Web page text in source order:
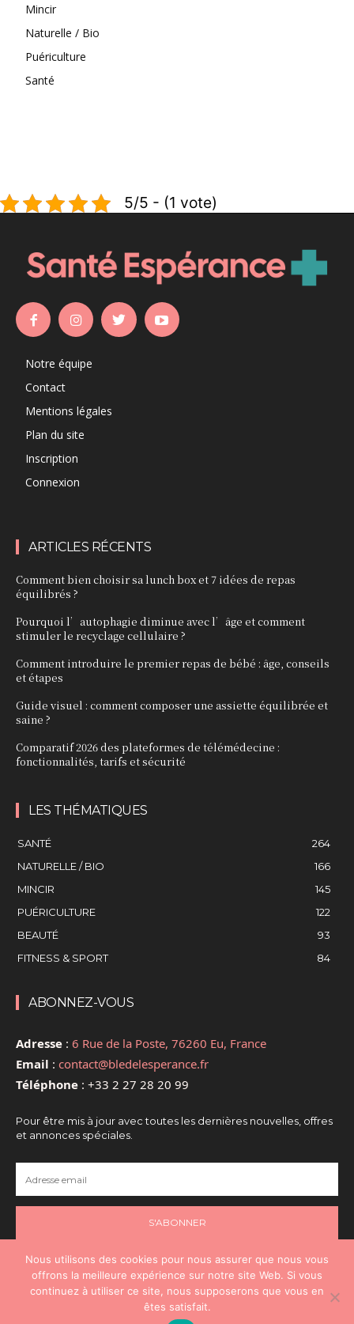
Mincir
Naturelle / Bio
Puériculture
Santé
5/5 - (1 vote)
Notre équipe
Contact
Mentions légales
Plan du site
Inscription
Connexion
ARTICLES RÉCENTS
Comment bien choisir sa lunch box et 7 idées de repas
équilibrés ?
Pourquoi l’autophagie diminue avec l’âge et comment
stimuler le recyclage cellulaire ?
Comment introduire le premier repas de bébé : âge, conseils
et étapes
Guide visuel : comment composer une assiette équilibrée et
saine ?
Comparatif 2026 des plateformes de télémédecine :
fonctionnalités, tarifs et sécurité
LES THÉMATIQUES
SANTÉ
264
NATURELLE / BIO
166
MINCIR
145
PUÉRICULTURE
122
BEAUTÉ
93
FITNESS & SPORT
84
ABONNEZ-VOUS
Adresse : 6 Rue de la Poste, 76260 Eu, France
Email : contact@bledelesperance.fr
Téléphone : +33 2 27 28 20 99
Pour être mis à jour avec toutes les dernières nouvelles, offres
et annonces spéciales.
S'ABONNER
@2024 - Tous droits réservés - @Santé
Espérance
Nous utilisons des cookies pour nous assurer que nous vous
offrons la meilleure expérience sur notre site Web. Si vous
continuez à utiliser ce site, nous supposerons que vous en
êtes satisfait.